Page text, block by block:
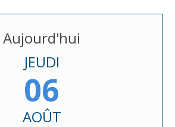
Aujourd'hui
JEUDI
06
AOÛT